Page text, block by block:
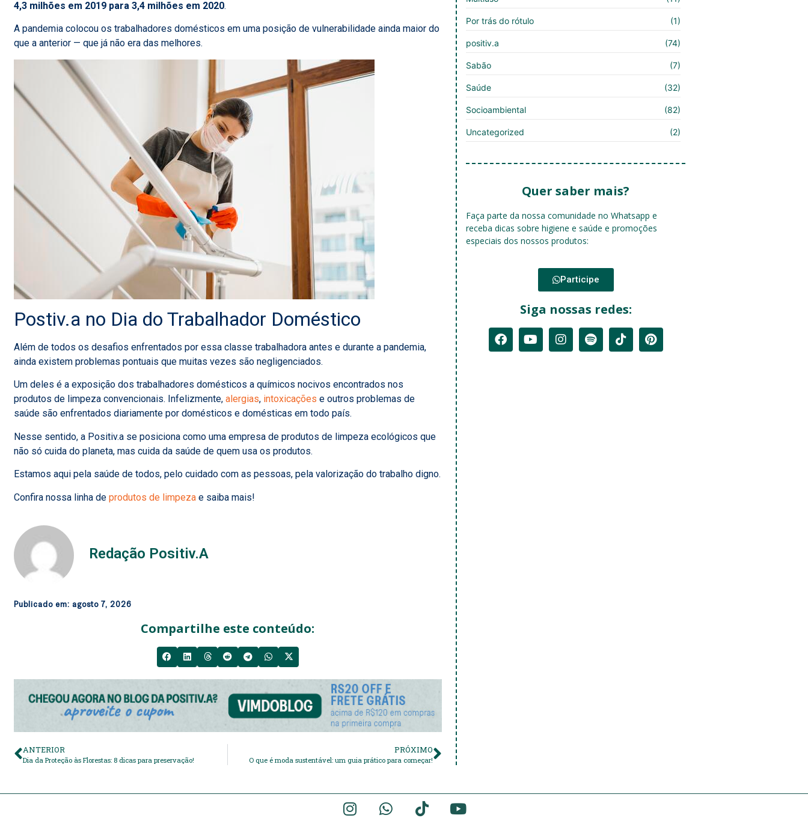
4,3 milhões em 2019 para 3,4 milhões em 2020.
A pandemia colocou os trabalhadores domésticos em uma posição de vulnerabilidade ainda maior do
que a anterior — que já não era das melhores.
Postiv.a no Dia do Trabalhador Doméstico
Além de todos os desafios enfrentados por essa classe trabalhadora antes e durante a pandemia,
ainda existem problemas pontuais que muitas vezes são negligenciados.
Um deles é a exposição dos trabalhadores domésticos a químicos nocivos encontrados nos
produtos de limpeza convencionais. Infelizmente, alergias, intoxicações e outros problemas de
saúde são enfrentados diariamente por domésticos e domésticas em todo país.
Nesse sentido, a Positiv.a se posiciona como uma empresa de produtos de limpeza ecológicos que
não só cuida do planeta, mas cuida da saúde de quem usa os produtos.
Estamos aqui pela saúde de todos, pelo cuidado com as pessoas, pela valorização do trabalho digno.
Confira nossa linha de produtos de limpezae saiba mais!
Redação Positiv.A
Publicado em: agosto 7, 2026
Compartilhe este conteúdo:
ANTERIOR
Dia da Proteção às Florestas: 8 dicas para preservação!
PRÓXIMO
O que é moda sustentável: um guia prático para começar!
Por trás do rótulo (1)
positiv.a (74)
Sabão (7)
Saúde (32)
Socioambiental (82)
Uncategorized (2)
Quer saber mais?
Faça parte da nossa comunidade no Whatsapp e
receba dicas sobre higiene e saúde e promoções
especiais dos nossos produtos:
Participe
Siga nossas redes: